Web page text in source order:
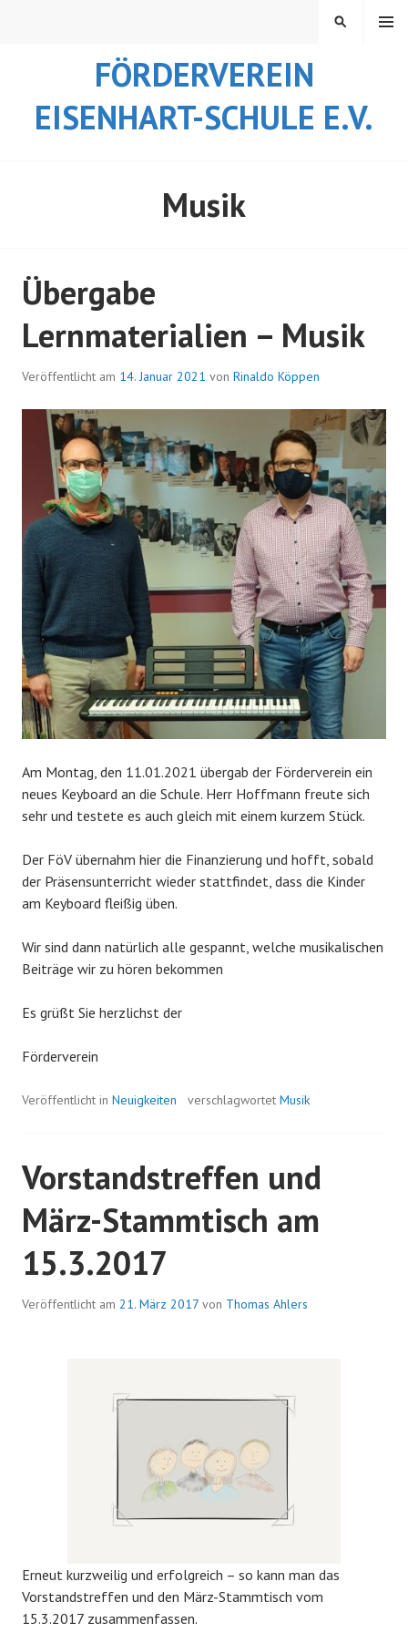
FÖRDERVEREIN
EISENHART-SCHULE E.V.
MENÜ
SUCHEN
Musik
Übergabe
Lernmaterialien – Musik
Veröffentlicht am 14. Januar 2021 von Rinaldo Köppen
Am Montag, den 11.01.2021 übergab der Förderverein ein
neues Keyboard an die Schule. Herr Hoffmann freute sich
sehr und testete es auch gleich mit einem kurzem Stück.
Der FöV übernahm hier die Finanzierung und hofft, sobald
der Präsensunterricht wieder stattfindet, dass die Kinder
am Keyboard fleißig üben.
Wir sind dann natürlich alle gespannt, welche musikalischen
Beiträge wir zu hören bekommen
Es grüßt Sie herzlichst der
Förderverein
Veröffentlicht in Neuigkeiten verschlagwortet Musik
Vorstandstreffen und
März-Stammtisch am
15.3.2017
Veröffentlicht am 21. März 2017 von Thomas Ahlers
Erneut kurzweilig und erfolgreich – so kann man das
Vorstandstreffen und den März-Stammtisch vom
15.3.2017 zusammenfassen.